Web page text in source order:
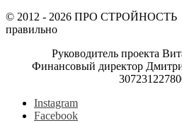
© 2012 - 2026 ПРО СТРОЙНОСТЬ
правильно
Руководитель проекта
Финансовый директор
Instagram
Facebook